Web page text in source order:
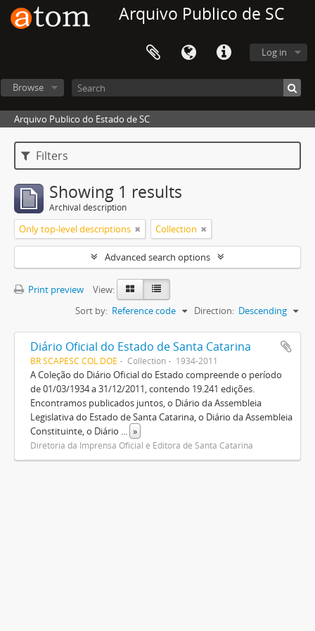
Arquivo Publico de SC
Log in
Browse
Arquivo Publico do Estado de SC
Filters
Showing 1 results
Archival description
Only top-level descriptions Collection
Advanced search options
Print preview
View:
Sort by: Reference code Direction: Descending
Diário Oficial do Estado de Santa Catarina
BR SCAPESC COL DOE Collection 1934-2011
A Coleção do Diário Oficial do Estado compreende o período
de 01/03/1934 a 31/12/2011, contendo 19.241 edições.
Encontramos publicados juntos, o Diário da Assembleia
Legislativa do Estado de Santa Catarina, o Diário da Assembleia
Constituinte, o Diário ... »
Diretoria da Imprensa Oficial e Editora de Santa Catarina